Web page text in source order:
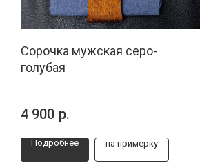
Сорочка мужская серо-
голубая
4 900 р.
Подробнее на примерку